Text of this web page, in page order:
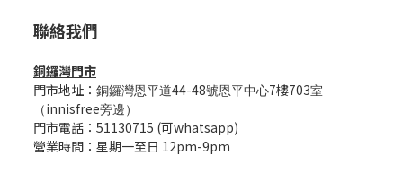
聯絡我們
銅鑼灣門市
門市地址： 銅鑼灣恩平道44-48號恩平中心7樓703室
（ innisfree旁邊）
門市電話：51130715 (可whatsapp)
營業時間：星期一至日 12pm-9pm